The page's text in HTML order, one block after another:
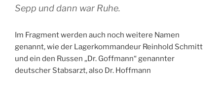
Sepp und dann war Ruhe.
Im Fragment werden auch noch weitere Namen
genannt, wie der Lagerkommandeur Reinhold Schmitt
und ein den Russen „Dr. Goffmann“ genannter
deutscher Stabsarzt, also Dr. Hoffmann